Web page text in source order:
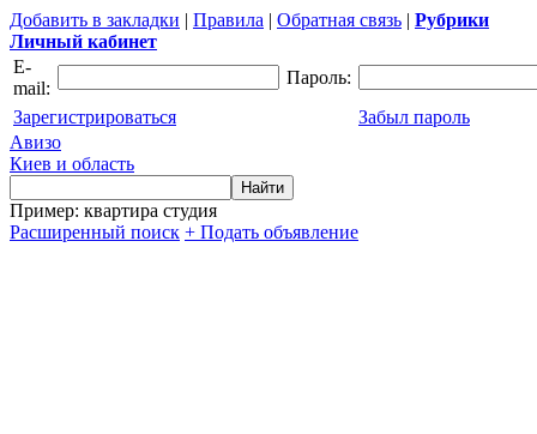
Добавить в закладки | Правила | Обратная связь | Рубрики
Личный кабинет
E-
mail:
Пароль:
Зарегистрироваться
Забыл пароль
Авизо
Киев и область
Пример: квартира студия
Расширенный поиск + Подать объявление